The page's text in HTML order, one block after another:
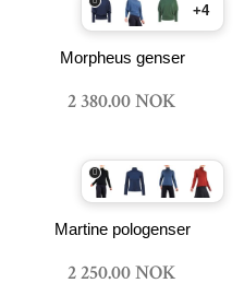
+4
Morpheus genser
2 380.00 NOK
Martine pologenser
2 250.00 NOK